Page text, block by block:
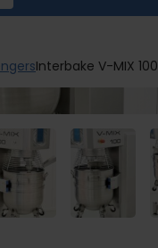
Interbake V-MIX 100